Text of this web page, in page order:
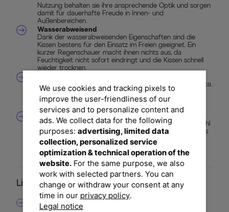
Nutzung behalten sie ihre ansprechende Optik und sorgen
damit für dauerhafte Freude in Innen- und
Außenbereichen.
Wasserabweisend
Dank der wasserabweisenden Eigenschaften sind die
Kissen bestens für den Einsatz im Freien geeignet. Ein
kurzer Regenschauer macht ihnen nichts aus, da
Feuchtigkeit nicht sofort eindringt und die Kissen schnell
wieder trocknen.
Die Bezüge lassen sich unkompliziert abnehmen und bei ca.
30 °C waschen. So bleibt Ihr Set stets frisch und
hygienisch und bietet Ihnen eine komfortable Lösung für
den Alltag und die Nutzung im Garten.
Vielseitig einsetzbar
Mit den Maßen von ca. 30 x 60 cm sind die Kissen sowohl
als bequeme Rückenstütze, dekoratives Highlight oder als
komfortable Ergänzung für Lounge- und Gartenmöbel
geeignet. Sie sorgen überall für mehr Komfort und
Gemütlichkeit.
Lieferumfang
2x OUTFLEXX Tampere Dekokissen Premium, Modern
We use cookies and tracking pixels to
improve the user-friendliness of our
services and to personalize content and
ads. We collect data for the following
purposes: advertising, limited data
collection, personalized service
optimization & technical operation of the
website.For the same purpose, we also
work with selected partners. You can
change or withdraw your consent at any
time in our privacy policy.
Legal notice